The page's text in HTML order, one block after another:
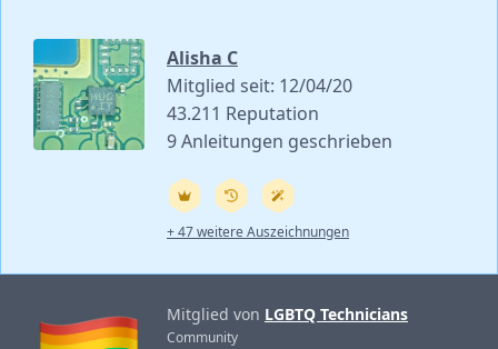
Alisha C
Mitglied seit: 12/04/20
43.211 Reputation
9 Anleitungen geschrieben
+ 47 weitere Auszeichnungen
Mitglied von LGBTQ Technicians
Community